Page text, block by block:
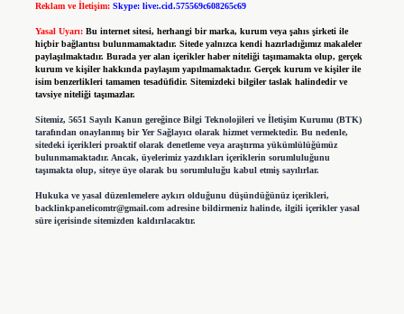
Reklam ve İletişim: Skype: live:.cid.575569c608265c69
Yasal Uyarı: Bu internet sitesi, herhangi bir marka, kurum veya şahıs şirketi ile
hiçbir bağlantısı bulunmamaktadır. Sitede yalnızca kendi hazırladığımız makaleler
paylaşılmaktadır. Burada yer alan içerikler haber niteliği taşımamakta olup, gerçek
kurum ve kişiler hakkında paylaşım yapılmamaktadır. Gerçek kurum ve kişiler ile
isim benzerlikleri tamamen tesadüfidir. Sitemizdeki bilgiler taslak halindedir ve
tavsiye niteliği taşımazlar.
Sitemiz, 5651 Sayılı Kanun gereğince Bilgi Teknolojileri ve İletişim Kurumu (BTK)
tarafından onaylanmış bir Yer Sağlayıcı olarak hizmet vermektedir. Bu nedenle,
sitedeki içerikleri proaktif olarak denetleme veya araştırma yükümlülüğümüz
bulunmamaktadır. Ancak, üyelerimiz yazdıkları içeriklerin sorumluluğunu
taşımakta olup, siteye üye olarak bu sorumluluğu kabul etmiş sayılırlar.
Hukuka ve yasal düzenlemelere aykırı olduğunu düşündüğünüz içerikleri,
backlinkpanelicomtr@gmail.comadresine bildirmeniz halinde, ilgili içerikler yasal
süre içerisinde sitemizden kaldırılacaktır.